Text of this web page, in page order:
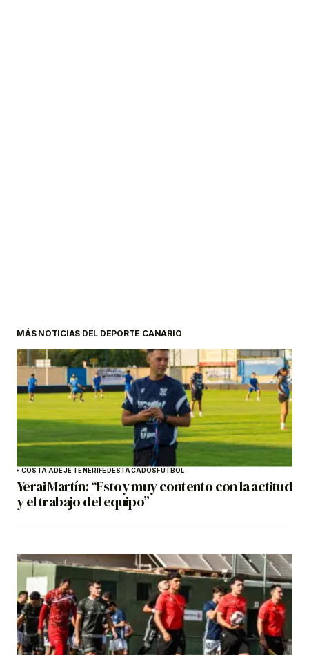
MÁS NOTICIAS DEL DEPORTE CANARIO
COSTA ADEJE TENERIFEDESTACADOSFÚTBOL
Yerai Martín: “Estoy muy contento con la actitud
y el trabajo del equipo”